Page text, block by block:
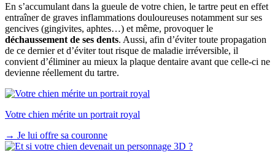
En s’accumulant dans la gueule de votre chien, le tartre peut en effet
entraîner de graves inflammations douloureuses notamment sur ses
gencives (gingivites, aphtes…) et même, provoquer le
déchaussement de ses dents. Aussi, afin d’éviter toute propagation
de ce dernier et d’éviter tout risque de maladie irréversible, il
convient d’éliminer au mieux la plaque dentaire avant que celle-ci ne
devienne réellement du tartre.
Votre chien mérite un portrait royal
→ Je lui offre sa couronne